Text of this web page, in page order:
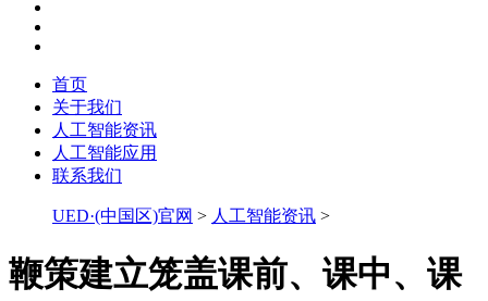
首页
关于我们
人工智能资讯
人工智能应用
联系我们
UED·(中国区)官网 > 人工智能资讯 >
鞭策建立笼盖课前、课中、课